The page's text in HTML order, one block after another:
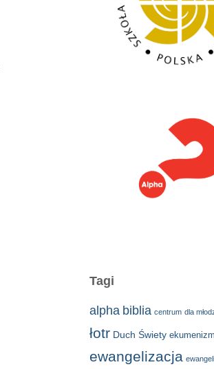
Tagi
alpha biblia centrum dla
łotr Duch Świety ekumenizm
ewangelizacja